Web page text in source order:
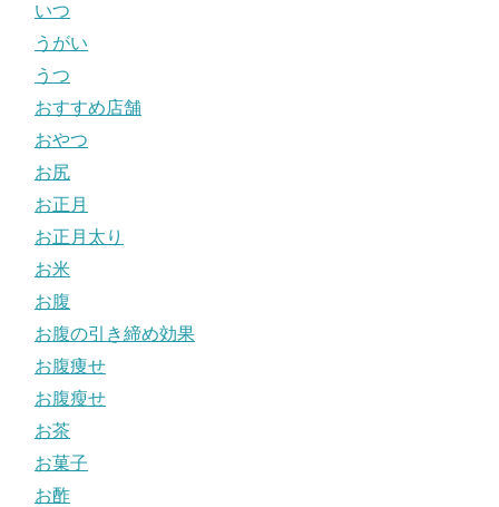
いつ
うがい
うつ
おすすめ店舗
おやつ
お尻
お正月
お正月太り
お米
お腹
お腹の引き締め効果
お腹痩せ
お腹瘦せ
お茶
お菓子
お酢